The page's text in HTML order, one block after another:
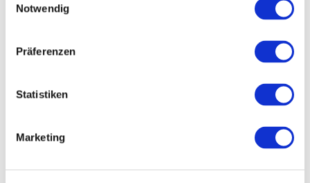
Notwendig
Präferenzen
Statistiken
Marketing